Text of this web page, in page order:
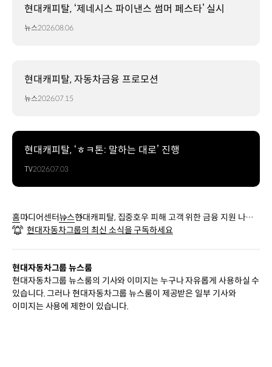
현대캐피탈, ‘제네시스 파이낸스 썸머 페스타’ 실시
뉴스2026.08.06
현대캐피탈, 자동차금융 프로모션
뉴스2026.07.15
현대캐피탈, ‘ㅎㅋ톤: 말하는 대로’ 진행
TV2026.07.03
홈미디어센터뉴스현대캐피탈, 집중호우 피해 고객 위한 금융 지원 나선
다
현대자동차그룹의 최신 소식을 구독하세요
현대자동차그룹 뉴스룸
현대자동차그룹 뉴스룸의 기사와 이미지는 누구나 자유롭게 사용하실 수
있습니다. 그러나 현대자동차그룹 뉴스룸이 제공받은 일부 기사와
이미지는 사용에 제한이 있습니다.